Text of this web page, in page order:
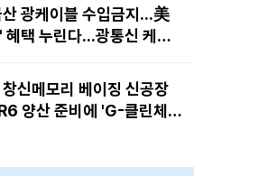
광케이블 수입금지...美
혜택 누린다...광통신 케이
신메모리 베이징 신공장
양산 준비에 'G-클린체